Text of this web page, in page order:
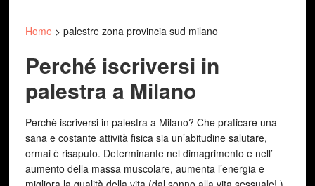
Home > palestre zona provincia sud milano
Perché iscriversi in
palestra a Milano
Perchè iscriversi in palestra a Milano? Che praticare una
sana e costante attività fisica sia un’abitudine salutare,
ormai è risaputo. Determinante nel dimagrimento e nell’
aumento della massa muscolare, aumenta l’energia e